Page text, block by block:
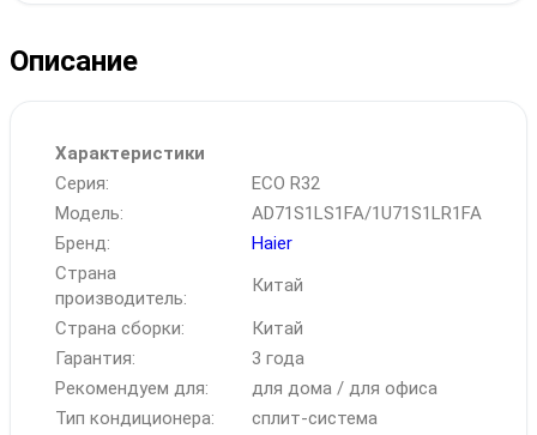
Описание
Характеристики
Серия:
ECO R32
Модель:
AD71S1LS1FA/1U71S1LR1FA
Бренд:
Haier
Страна
производитель:
Китай
Страна сборки:
Китай
Гарантия:
3 года
Рекомендуем для:
для дома / для офиса
Тип кондиционера:
сплит-система